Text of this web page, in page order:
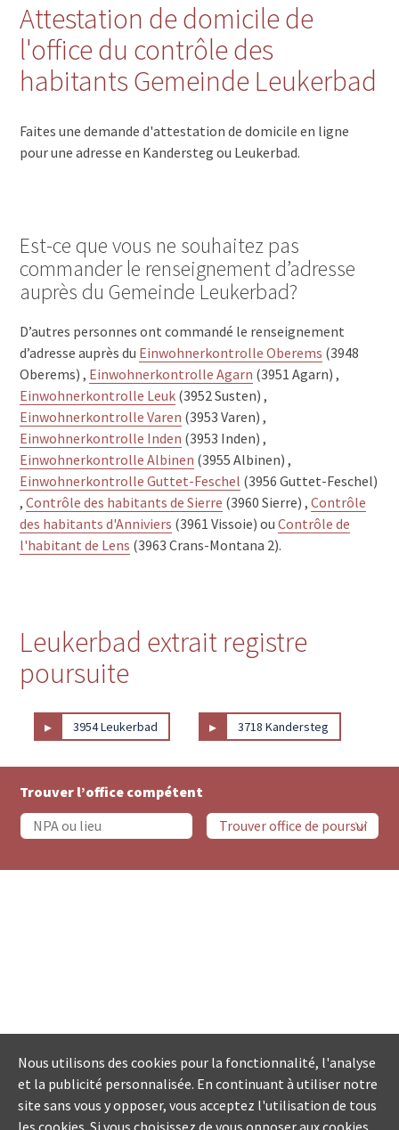
Attestation de domicile de
l'office du contrôle des
habitants Gemeinde Leukerbad
Faites une demande d'attestation de domicile en ligne
pour une adresse en Kandersteg ou Leukerbad.
Est-ce que vous ne souhaitez pas
commander le renseignement d’adresse
auprès du Gemeinde Leukerbad?
D’autres personnes ont commandé le renseignement
d’adresse auprès du Einwohnerkontrolle Oberems (3948
Oberems) , Einwohnerkontrolle Agarn (3951 Agarn) ,
Einwohnerkontrolle Leuk (3952 Susten) ,
Einwohnerkontrolle Varen (3953 Varen) ,
Einwohnerkontrolle Inden (3953 Inden) ,
Einwohnerkontrolle Albinen (3955 Albinen) ,
Einwohnerkontrolle Guttet-Feschel (3956 Guttet-Feschel)
,Contrôle des habitants de Sierre (3960 Sierre) ,Contrôle
des habitants d'Anniviers (3961 Vissoie) ouContrôle de
l'habitant de Lens (3963 Crans-Montana 2).
Leukerbad extrait registre
poursuite
▸ 3954 Leukerbad ▸ 3718 Kandersteg
Trouver l’office compétent
Nous utilisons des cookies pour la fonctionnalité, l'analyse
et la publicité personnalisée. En continuant à utiliser notre
site sans vous y opposer, vous acceptez l'utilisation de tous